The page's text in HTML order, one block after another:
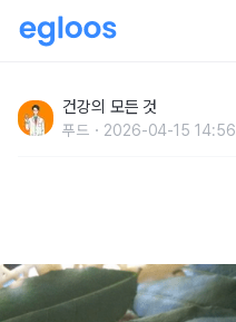
수면제 '이 차'
건강의 모든 것
푸드 2026-04-15 14:56